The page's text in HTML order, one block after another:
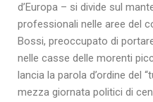
d’Europa – si divide sul
professionali nelle aree del
Bossi, preoccupato di
nelle casse delle morenti
lancia la parola d’ordine del
mezza giornata politici di